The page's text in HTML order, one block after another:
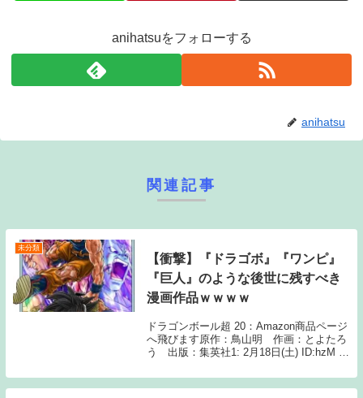
anihatsuをフォローする
anihatsu
関連記事
未分類
【衝撃】『ドラゴボ』『ワンピ』
『巨人』のような後世に残すべき
漫画作品ｗｗｗｗ
ドラゴンボール超 20：Amazon商品ページ
へ飛びます原作：鳥山明 作画：とよたろ
う 出版：集英社1: 2月18日(土) ID:hzM っ
月18日(土) 水龍敬ランド 4: 2月18...